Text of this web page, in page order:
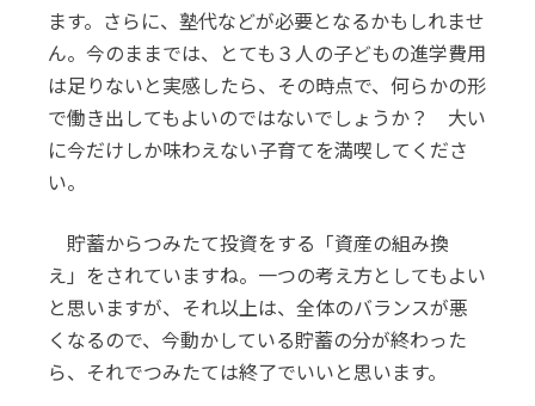
ます。さらに、塾代などが必要となるかもしれませ
ん。今のままでは、とても３人の子どもの進学費用
は足りないと実感したら、その時点で、何らかの形
で働き出してもよいのではないでしょうか？ 大い
に今だけしか味わえない子育てを満喫してくださ
い。
貯蓄からつみたて投資をする「資産の組み換
え」をされていますね。一つの考え方としてもよい
と思いますが、それ以上は、全体のバランスが悪
くなるので、今動かしている貯蓄の分が終わった
ら、それでつみたては終了でいいと思います。